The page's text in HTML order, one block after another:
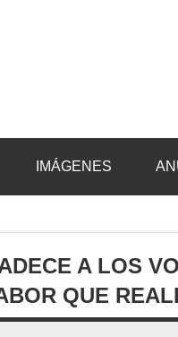
IMÁGENES
A LOS
QUE